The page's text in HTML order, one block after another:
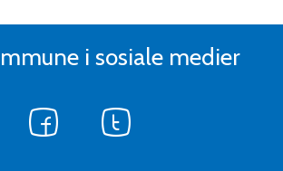
i sosiale medier
Følg
Følg